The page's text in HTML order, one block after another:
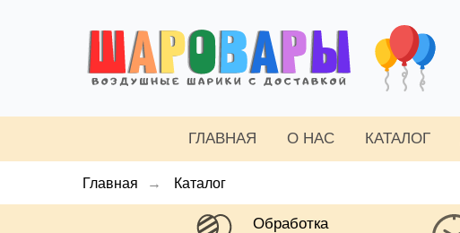
ГЛАВНАЯ О НАС КАТАЛОГ
Главная → Каталог
Обработка